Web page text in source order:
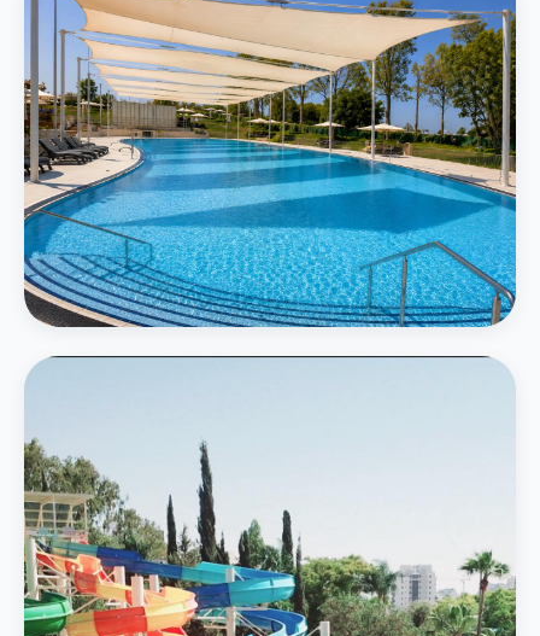
בריכה חיצונית גדולה
פרטים נוספים